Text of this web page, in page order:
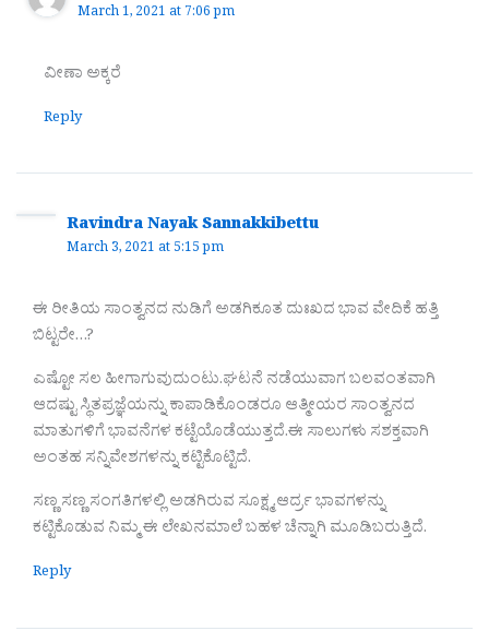
March 1, 2021 at 7:06 pm
ವೀಣಾ ಅಕ್ಕರೆ
Reply
Ravindra Nayak Sannakkibettu
March 3, 2021 at 5:15 pm
ಈ ರೀತಿಯ ಸಾಂತ್ವನದ ನುಡಿಗೆ ಅಡಗಿಕೂತ ದುಃಖದ ಭಾವ ವೇದಿಕೆ ಹತ್ತಿ
ಬಿಟ್ಟರೇ…?
ಎಷ್ಟೋ ಸಲ‌ ಹೀಗಾಗುವುದುಂಟು.ಘಟನೆ ನಡೆಯುವಾಗ ಬಲವಂತವಾಗಿ
ಆದಷ್ಟು ಸ್ಥಿತಪ್ರಜ್ಞೆಯನ್ನು ಕಾಪಾಡಿಕೊಂಡರೂ ಆತ್ಮೀಯರ ಸಾಂತ್ವನದ
ಮಾತುಗಳಿಗೆ ಭಾವನೆಗಳ ಕಟ್ಟೆಯೊಡೆಯುತ್ತದೆ.ಈ ಸಾಲುಗಳು ಸಶಕ್ತವಾಗಿ
ಅಂತಹ ಸನ್ನಿವೇಶಗಳನ್ನು ಕಟ್ಟಿಕೊಟ್ಟಿದೆ.
ಸಣ್ಣ ಸಣ್ಣ ಸಂಗತಿಗಳಲ್ಲಿ ಅಡಗಿರುವ ಸೂಕ್ಷ್ಮ,ಆರ್ದ್ರ ಭಾವಗಳನ್ನು
ಕಟ್ಟಿಕೊಡುವ ನಿಮ್ಮ ಈ ಲೇಖನಮಾಲೆ ಬಹಳ ಚೆನ್ನಾಗಿ ಮೂಡಿಬರುತ್ತಿದೆ.
Reply